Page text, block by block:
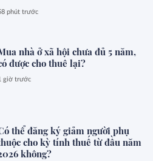
phút trước
nhà ở xã hội chưa đủ 5 năm,
được cho thuê lại?
giờ trước
thể đăng ký giảm người phụ
cho kỳ tính thuế từ đầu năm
không?